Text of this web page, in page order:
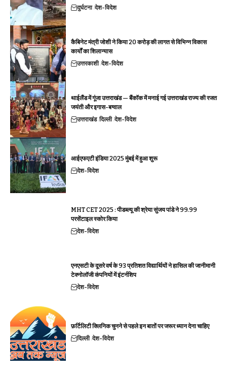
दुर्घटना देश-विदेश
कैबिनेट मंत्री जोशी ने किया 20 करोड़ की लागत से विभिन्न विकास
कार्यों का शिलान्यास
उत्तरकाशी देश-विदेश
थाईलैंड में गूंजा उत्तराखंड — बैंकॉक में मनाई गई उत्तराखंड राज्य की रजत
जयंती और इगास-बग्वाल
उत्तराखंड दिल्ली देश-विदेश
आईएफएटी इंडिया 2025 मुंबई में हुआ शुरू
देश-विदेश
MHT CET 2025 : पीडब्ल्यू की श्रेया सुंजय पांडे ने 99.99
परसेंटाइल स्कोर किया
देश-विदेश
एनएसटी के दूसरे वर्ष के 93 प्रतिशत विद्यार्थियों ने हासिल की जानीमानी
टेक्नोलॉजी कंपनियों में इंटर्नशिप
देश-विदेश
फ़र्टिलिटी क्लिनिक चुनने से पहले इन बातों पर जरूर ध्यान देना चाहिए
दिल्ली देश-विदेश